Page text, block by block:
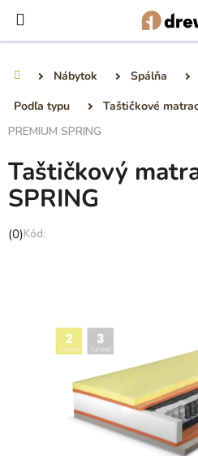
obsah
Nábytok Spálňa
Podľa typu
Taštičkové
PREMIUM SPRING
Taštičkový
SPRING
Priemerné
hviezdičiek.
(0)